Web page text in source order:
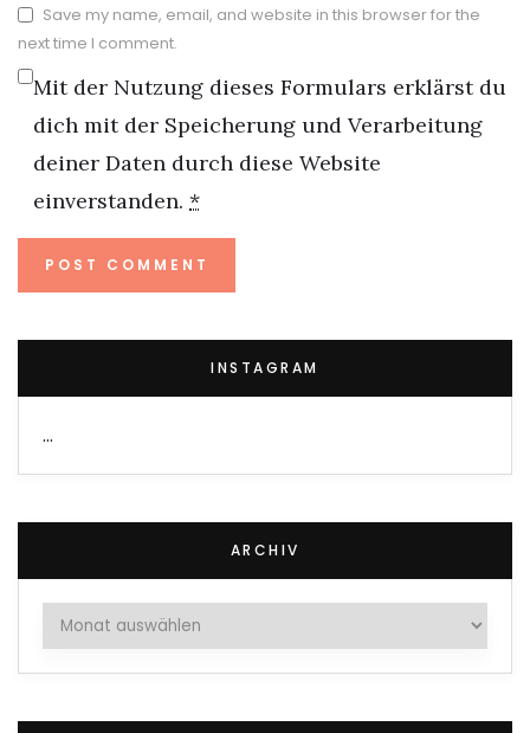
Save my name, email, and website in this browser for the
next time I comment.
Mit der Nutzung dieses Formulars erklärst du
dich mit der Speicherung und Verarbeitung
deiner Daten durch diese Website
einverstanden. *
INSTAGRAM
…
ARCHIV
Archiv